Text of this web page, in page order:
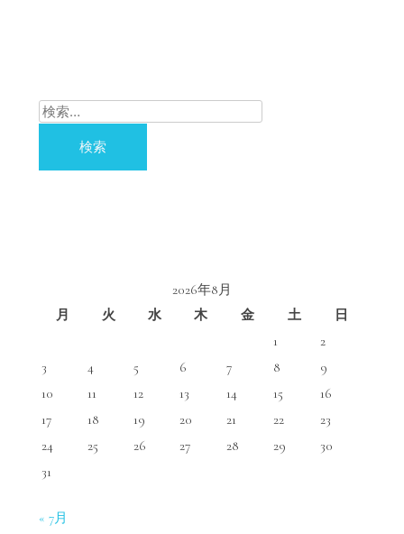
検
2026年8月
月
火 水 木 金 土
日
1
2
3
4 5 6 7 8
9
10
11 12 13 14 15
16
17
18 19 20 21 22
23
24
25 26 27 28 29
30
31
« 7月